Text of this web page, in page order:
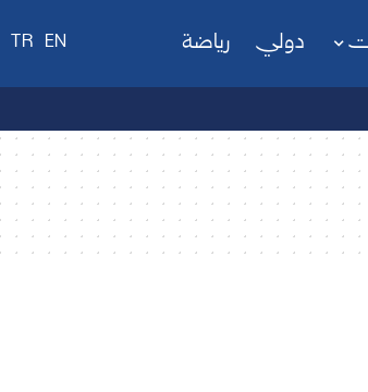
دولي رياضة EN
TR